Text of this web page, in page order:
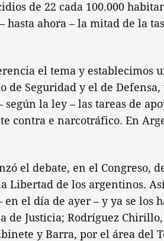
de 22 cada 100.000
hasta ahora – la mitad de la
el tema y establecimos
Seguridad y el de Defensa,
la ley – las tareas de
contra e narcotráfico. En
el debate, en el Congreso,
Libertad de los argentinos.
el día de ayer – y ya se los
de Justicia; Rodríguez
y Barra, por el área del